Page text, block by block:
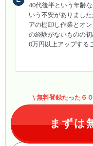
40代後半という年齢
いう不安がありまし
アの棚卸し作業とオ
の経験がないものの
0万円以上アップする
無料登録たった６
まずは